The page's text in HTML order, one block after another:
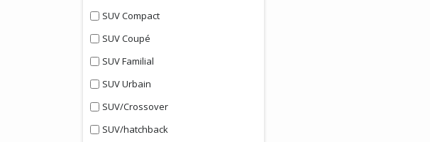
SUV Compact
SUV Coupé
SUV Familial
SUV Urbain
SUV/Crossover
SUV/hatchback